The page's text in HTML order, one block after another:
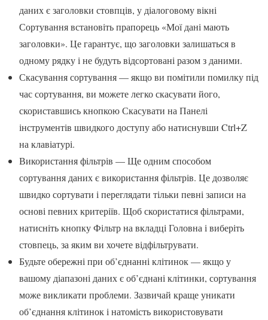
даних є заголовки стовпців, у діалоговому вікні
Сортування встановіть прапорець «Мої дані мають
заголовки». Це гарантує, що заголовки залишаться в
одному рядку і не будуть відсортовані разом з даними.
Скасування сортування — якщо ви помітили помилку під
час сортування, ви можете легко скасувати його,
скориставшись кнопкою Скасувати на Панелі
інструментів швидкого доступу або натиснувши Ctrl+Z
на клавіатурі.
Використання фільтрів — Ще одним способом
сортування даних є використання фільтрів. Це дозволяє
швидко сортувати і переглядати тільки певні записи на
основі певних критеріїв. Щоб скористатися фільтрами,
натисніть кнопку Фільтр на вкладці Головна і виберіть
стовпець, за яким ви хочете відфільтрувати.
Будьте обережні при об’єднанні клітинок — якщо у
вашому діапазоні даних є об’єднані клітинки, сортування
може викликати проблеми. Зазвичай краще уникати
об’єднання клітинок і натомість використовувати